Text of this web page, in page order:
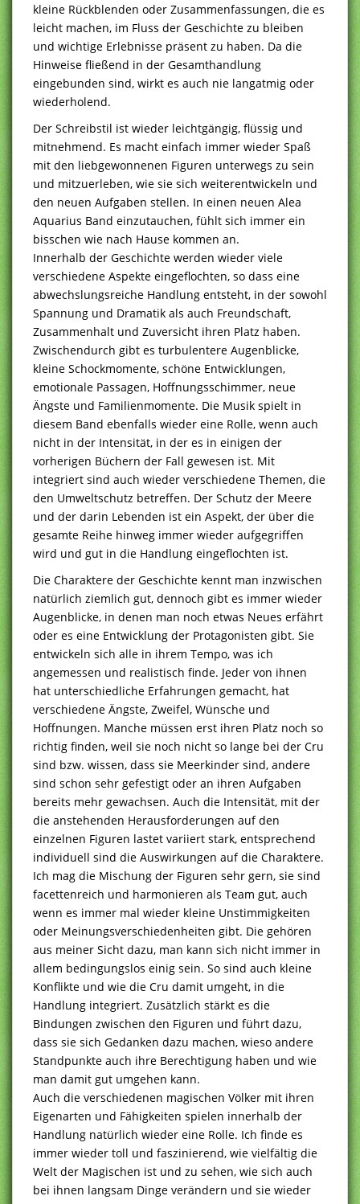
kleine Rückblenden oder Zusammenfassungen, die es
leicht machen, im Fluss der Geschichte zu bleiben
und wichtige Erlebnisse präsent zu haben. Da die
Hinweise fließend in der Gesamthandlung
eingebunden sind, wirkt es auch nie langatmig oder
wiederholend.
Der Schreibstil ist wieder leichtgängig, flüssig und
mitnehmend. Es macht einfach immer wieder Spaß
mit den liebgewonnenen Figuren unterwegs zu sein
und mitzuerleben, wie sie sich weiterentwickeln und
den neuen Aufgaben stellen. In einen neuen Alea
Aquarius Band einzutauchen, fühlt sich immer ein
bisschen wie nach Hause kommen an.
Innerhalb der Geschichte werden wieder viele
verschiedene Aspekte eingeflochten, so dass eine
abwechslungsreiche Handlung entsteht, in der sowohl
Spannung und Dramatik als auch Freundschaft,
Zusammenhalt und Zuversicht ihren Platz haben.
Zwischendurch gibt es turbulentere Augenblicke,
kleine Schockmomente, schöne Entwicklungen,
emotionale Passagen, Hoffnungsschimmer, neue
Ängste und Familienmomente. Die Musik spielt in
diesem Band ebenfalls wieder eine Rolle, wenn auch
nicht in der Intensität, in der es in einigen der
vorherigen Büchern der Fall gewesen ist. Mit
integriert sind auch wieder verschiedene Themen, die
den Umweltschutz betreffen. Der Schutz der Meere
und der darin Lebenden ist ein Aspekt, der über die
gesamte Reihe hinweg immer wieder aufgegriffen
wird und gut in die Handlung eingeflochten ist.
Die Charaktere der Geschichte kennt man inzwischen
natürlich ziemlich gut, dennoch gibt es immer wieder
Augenblicke, in denen man noch etwas Neues erfährt
oder es eine Entwicklung der Protagonisten gibt. Sie
entwickeln sich alle in ihrem Tempo, was ich
angemessen und realistisch finde. Jeder von ihnen
hat unterschiedliche Erfahrungen gemacht, hat
verschiedene Ängste, Zweifel, Wünsche und
Hoffnungen. Manche müssen erst ihren Platz noch so
richtig finden, weil sie noch nicht so lange bei der Cru
sind bzw. wissen, dass sie Meerkinder sind, andere
sind schon sehr gefestigt oder an ihren Aufgaben
bereits mehr gewachsen. Auch die Intensität, mit der
die anstehenden Herausforderungen auf den
einzelnen Figuren lastet variiert stark, entsprechend
individuell sind die Auswirkungen auf die Charaktere.
Ich mag die Mischung der Figuren sehr gern, sie sind
facettenreich und harmonieren als Team gut, auch
wenn es immer mal wieder kleine Unstimmigkeiten
oder Meinungsverschiedenheiten gibt. Die gehören
aus meiner Sicht dazu, man kann sich nicht immer in
allem bedingungslos einig sein. So sind auch kleine
Konflikte und wie die Cru damit umgeht, in die
Handlung integriert. Zusätzlich stärkt es die
Bindungen zwischen den Figuren und führt dazu,
dass sie sich Gedanken dazu machen, wieso andere
Standpunkte auch ihre Berechtigung haben und wie
man damit gut umgehen kann.
Auch die verschiedenen magischen Völker mit ihren
Eigenarten und Fähigkeiten spielen innerhalb der
Handlung natürlich wieder eine Rolle. Ich finde es
immer wieder toll und faszinierend, wie vielfältig die
Welt der Magischen ist und zu sehen, wie sich auch
bei ihnen langsam Dinge verändern und sie wieder